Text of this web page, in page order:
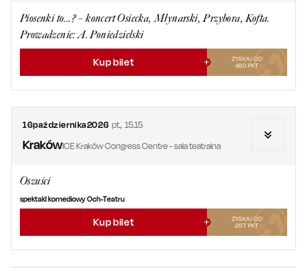
Piosenki to...? – koncert Osiecka, Młynarski, Przybora, Kofta.
Prowadzenie: A. Poniedzielski
Kup bilet
ZYSKAJ OD
480 PKT
16października2026 pt.,15.15
KrakówICE Kraków Congress Centre - sala teatralna
Oszuści
spektakl komediowy Och-Teatru
Kup bilet
ZYSKAJ OD
297 PKT